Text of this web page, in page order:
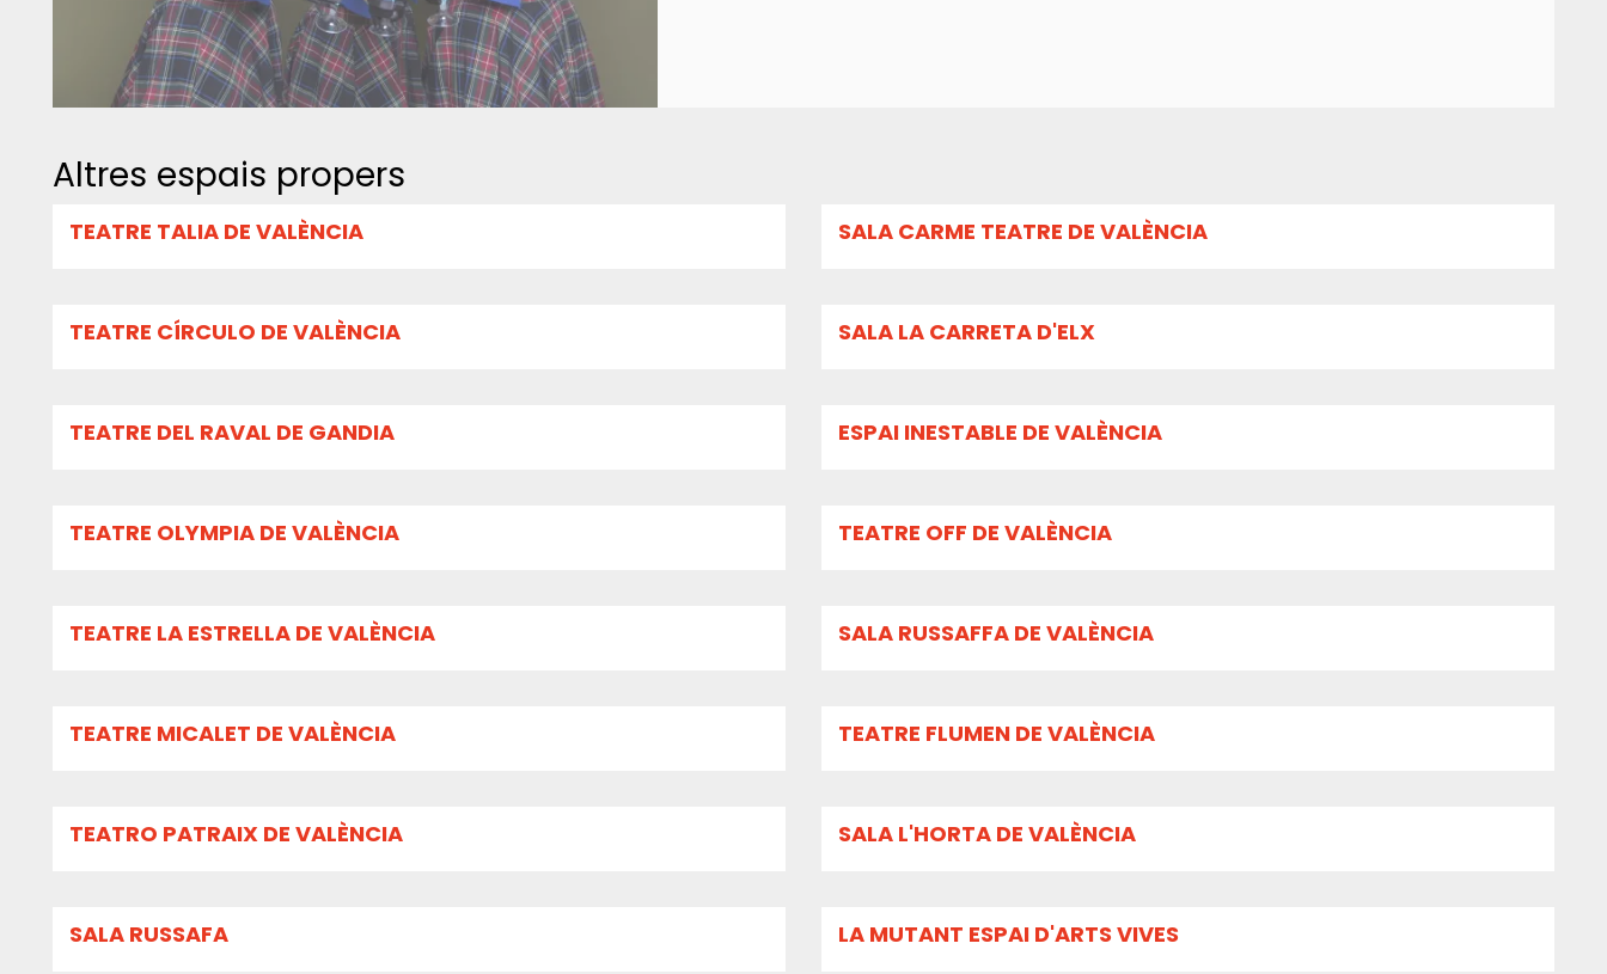
Altres espais propers
TEATRE TALIA DE VALÈNCIA SALA CARME TEATRE DE VALÈNCIA
TEATRE CÍRCULO DE VALÈNCIA SALA LA CARRETA D'ELX
TEATRE DEL RAVAL DE GANDIA ESPAI INESTABLE DE VALÈNCIA
TEATRE OLYMPIA DE VALÈNCIA TEATRE OFF DE VALÈNCIA
TEATRE LA ESTRELLA DE VALÈNCIA SALA RUSSAFFA DE VALÈNCIA
TEATRE MICALET DE VALÈNCIA TEATRE FLUMEN DE VALÈNCIA
TEATRO PATRAIX DE VALÈNCIA SALA L'HORTA DE VALÈNCIA
SALA RUSSAFA LA MUTANT ESPAI D'ARTS VIVES